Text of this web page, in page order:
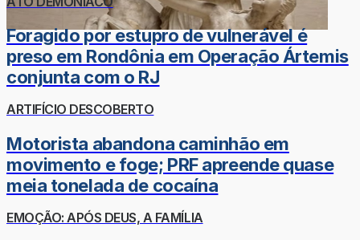
Foragido por estupro de vulnerável é
preso em Rondônia em Operação Ártemis
conjunta com o RJ
ARTIFÍCIO DESCOBERTO
Motorista abandona caminhão em
movimento e foge; PRF apreende quase
meia tonelada de cocaína
EMOÇÃO: APÓS DEUS, A FAMÍLIA